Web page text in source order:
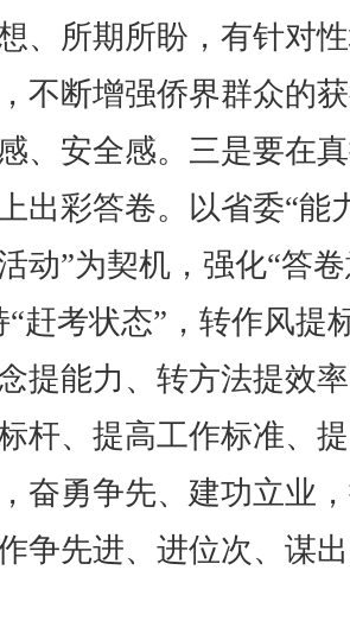
、所期所盼，有针对
不断增强侨界群众的
、安全感。三是要在
出彩答卷。以省委“能
动”为契机，强化“答
“赶考状态”，转作风提
提能力、转方法提效
杆、提高工作标准、
奋勇争先、建功立业
争先进、进位次、谋出